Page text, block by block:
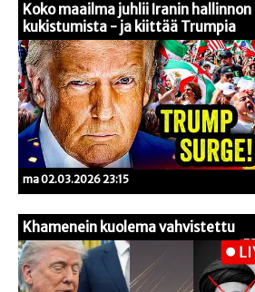
Koko maailma juhlii Iranin hallinnon
kukistumista - ja kiittää Trumpia
ma 02.03.2026 23:15
Khamenein kuolema vahvistettu